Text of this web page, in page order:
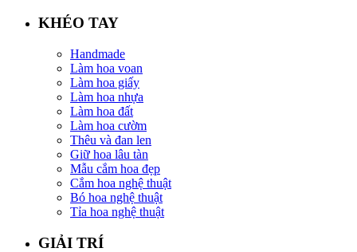
KHÉO TAY
Handmade
Làm hoa voan
Làm hoa giấy
Làm hoa nhựa
Làm hoa đất
Làm hoa cườm
Thêu và đan len
Giữ hoa lâu tàn
Mẫu cắm hoa đẹp
Cắm hoa nghệ thuật
Bó hoa nghệ thuật
Tỉa hoa nghệ thuật
GIẢI TRÍ